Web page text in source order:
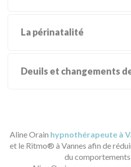
La périnatalité
Deuils et changements
Aline Orain hypnothérapeute à
et le Ritmo® à Vannes afin de
du comportements